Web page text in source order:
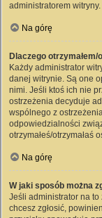
administratorem witryny.
Na górę
Dlaczego
Każdy administrator
danej witrynie. Są one
nimi. Jeśli ktoś ich nie
ostrzeżenia decyduje
wspólnego z
odpowiedzialności
otrzymałeś/otrzymałaś
Na górę
W jaki sposób można
Jeśli administrator na to
chcesz zgłosić,